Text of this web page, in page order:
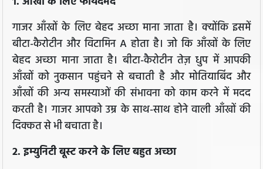
गाजर आँखों के लिए बेहद अच्छा माना जाता है। क्योंकि इसमें
बीटा-कैरोटीन और विटामिन A होता है। जो कि आँखों के लिए
बेहद अच्छा माना जाता है। बीटा-कैरोटीन तेज़ धुप में आपकी
आँखों को नुकसान पहुंचने से बचाती है और मोतियाबिंद और
आँखों की अन्य समस्याओं की संभावना को काम करने में मदद
करती है। गाजर आपको उम्र के साथ-साथ होने वाली आँखों की
दिक्कत से भी बचाता है।
2. इम्युनिटी बूस्ट करने के लिए बहुत अच्छा